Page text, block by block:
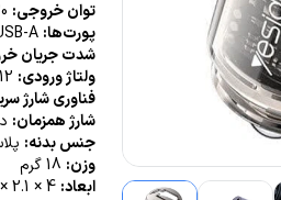
توان خروجی:
پورت‌ها:
شدت جریان
ولتاژ ورودی:
فناوری شارژ
شارژ همزمان:
جنس بدنه:
وزن:
ابعاد: